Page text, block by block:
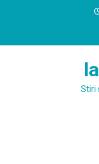
Stiri